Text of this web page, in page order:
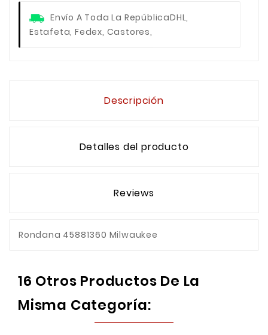
Envío A Toda La RepúblicaDHL,
Estafeta, Fedex, Castores,
Descripción
Detalles del producto
Reviews
Rondana 45881360 Milwaukee
16 Otros Productos De La
Misma Categoría: